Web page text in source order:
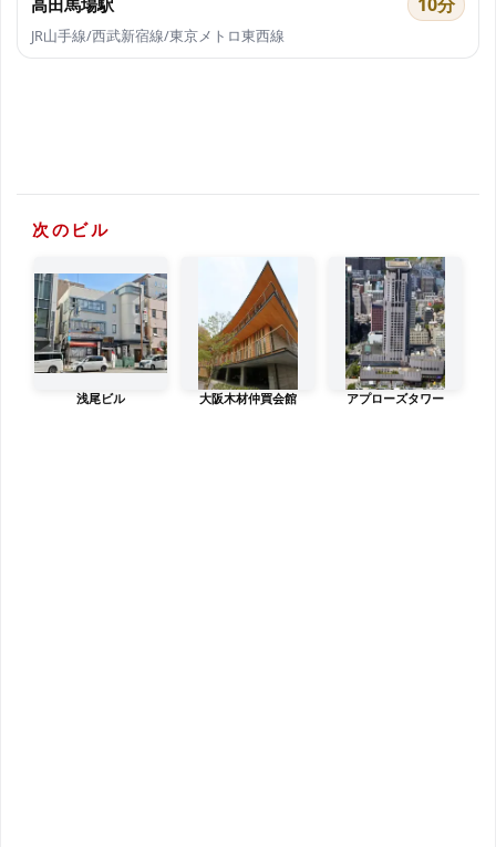
JR山手線/西武新宿線/東京メトロ東西線
次のビル
浅尾ビル 大阪木材仲買会館 アプローズタワー